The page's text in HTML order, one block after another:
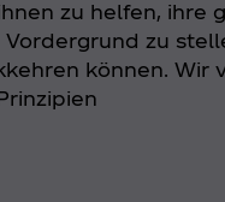
zu helfen, ihre
Vordergrund zu
können. Wir